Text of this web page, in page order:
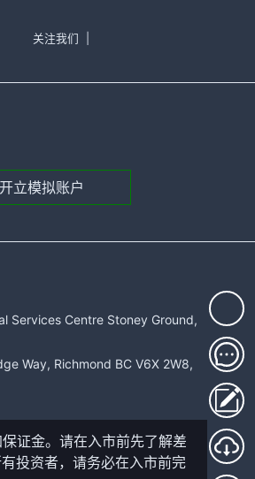
关注我们
开立模拟账户
Services Centre Stoney Ground,
Way, Richmond BC V6X 2W8,
证金。请在入市前先了解差
投资者，请务必在入市前完